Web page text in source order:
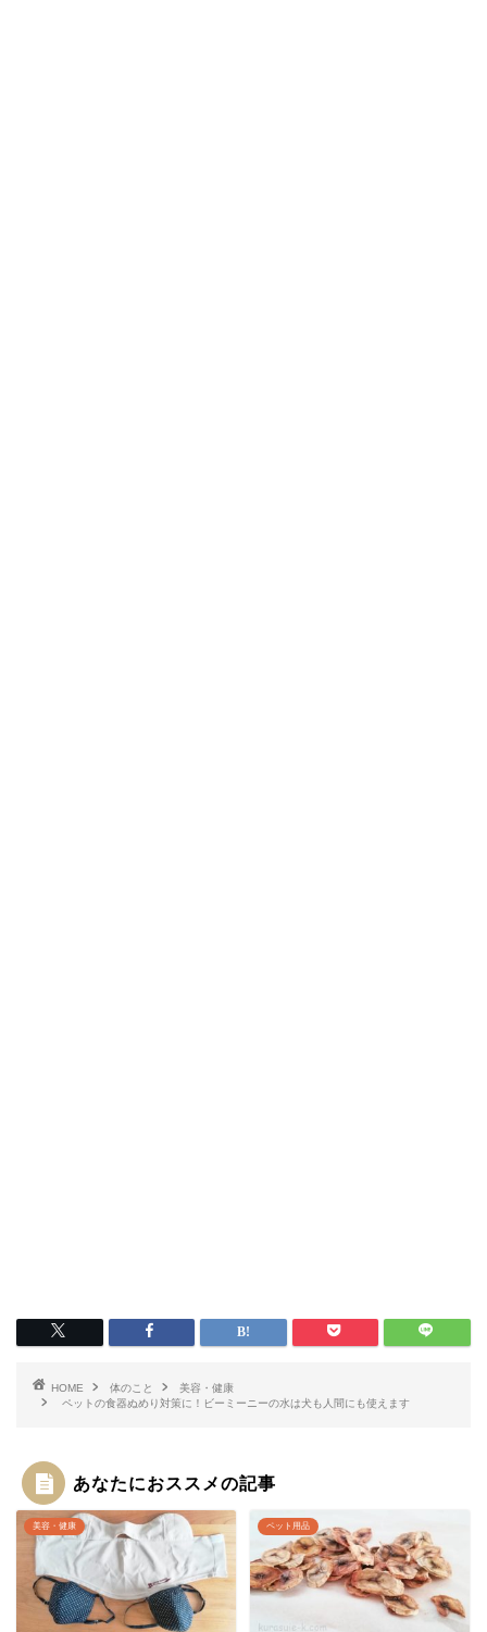
HOME 体のこと
美容・健康
ペットの食器ぬめり対策に！ビーミーニーの水は犬も人間にも使えます
あなたにおススメの記事
美容・健康 ペット用品